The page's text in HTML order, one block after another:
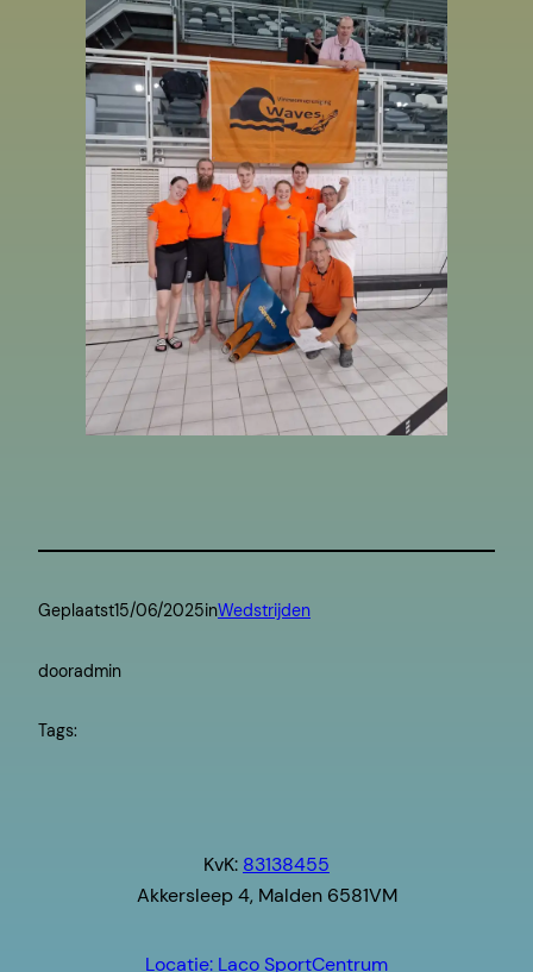
Geplaatst15/06/2025inWedstrijden
dooradmin
Tags:
KvK: 83138455
Akkersleep 4, Malden 6581VM
Locatie: Laco SportCentrum